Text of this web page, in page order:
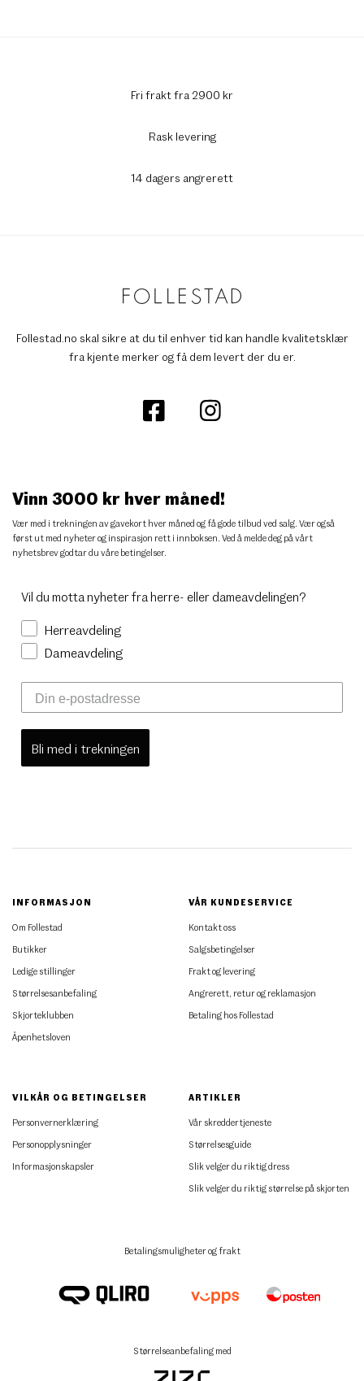
Fri frakt fra 2900 kr
Rask levering
14 dagers angrerett
Follestad.no skal sikre at du til enhver tid kan handle kvalitetsklær
fra kjente merker og få dem levert der du er.
Vinn 3000 kr hver måned!
Vær med i trekningen av gavekort hver måned og få gode tilbud ved salg. Vær også
først ut med nyheter og inspirasjon rett i innboksen. Ved å melde deg på vårt
nyhetsbrev godtar du våre betingelser.
Vil du motta nyheter fra herre- eller dameavdelingen?
Herreavdeling
Dameavdeling
Bli med i trekningen
INFORMASJON
Om Follestad
Butikker
Ledige stillinger
Størrelsesanbefaling
Skjorteklubben
Åpenhetsloven
VÅR KUNDESERVICE
Kontakt oss
Salgsbetingelser
Frakt og levering
Angrerett, retur og reklamasjon
Betaling hos Follestad
VILKÅR OG BETINGELSER
Personvernerklæring
Personopplysninger
Informasjonskapsler
ARTIKLER
Vår skreddertjeneste
Størrelsesguide
Slik velger du riktig dress
Slik velger du riktig størrelse på skjorten
Betalingsmuligheter og frakt
Størrelseanbefaling med